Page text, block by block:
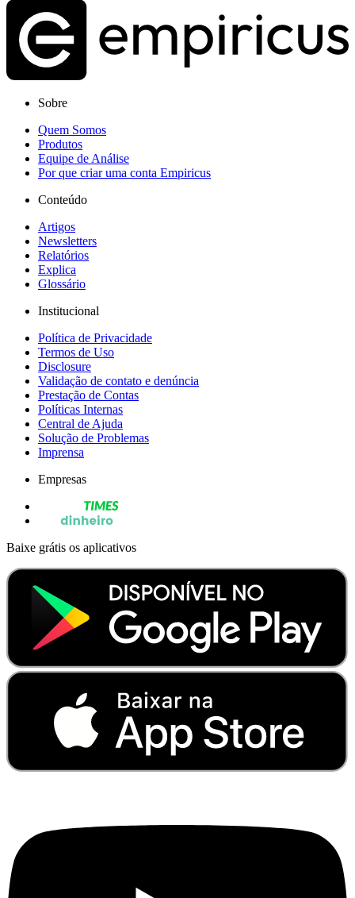
Sobre
Quem Somos
Produtos
Equipe de Análise
Por que criar uma conta Empiricus
Conteúdo
Artigos
Newsletters
Relatórios
Explica
Glossário
Institucional
Política de Privacidade
Termos de Uso
Disclosure
Validação de contato e denúncia
Prestação de Contas
Políticas Internas
Central de Ajuda
Solução de Problemas
Imprensa
Empresas
Baixe grátis os aplicativos